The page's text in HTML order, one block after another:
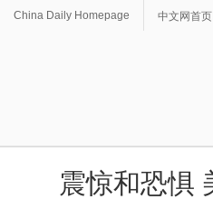
China Daily Homepage 中文网首页
震惊和恐惧